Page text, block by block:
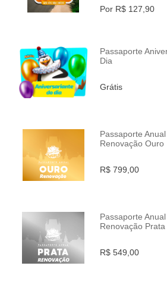
Por R$ 127,90
INFO
Passaporte
Dia
Grátis
INFO
Passaporte
Renovação Ouro
R$ 799,00
INFO
Passaporte
Renovação Prata
R$ 549,00